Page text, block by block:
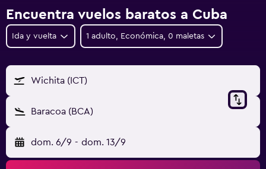
Encuentra vuelos baratos a Cuba
Ida y vuelta 1 adulto, Económica, 0 maletas
Wichita (ICT)
Baracoa (BCA)
dom. 6/9 - dom. 13/9